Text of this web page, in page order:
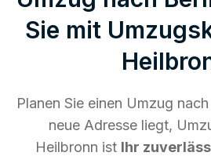
Sie mit
Planen Sie einen Umzug
neue Adresse liegt,
Heilbronn ist Ihr